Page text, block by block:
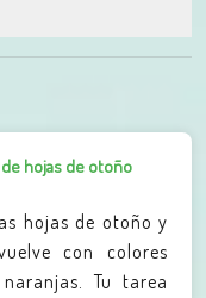
hojas de otoño
hojas de otoño y
con colores
Tu tarea